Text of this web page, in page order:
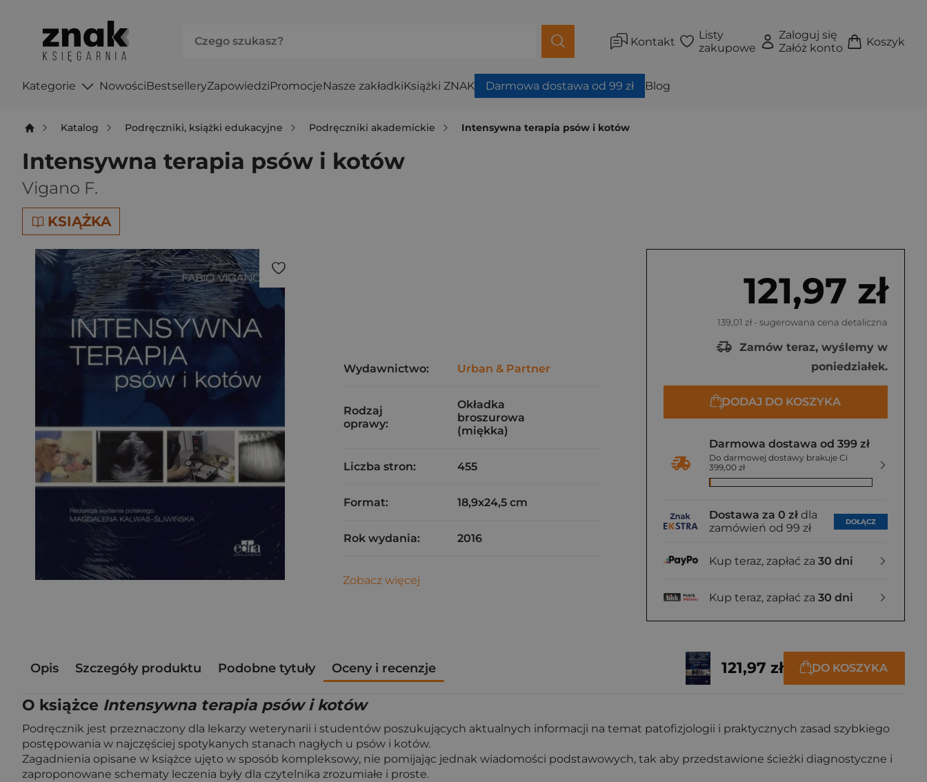
Kontakt
Listy
zakupowe
Zaloguj się
Załóż konto
Koszyk
Kategorie NowościBestselleryZapowiedziPromocjeNasze zakładkiKsiążki ZNAK Darmowa dostawa od 99 zł Blog
Katalog Podręczniki, książki edukacyjne Podręczniki akademickie Intensywna terapia psów i kotów
Intensywna terapia psów i kotów
Vigano F.
KSIĄŻKA
121,97 zł
139,01 zł - sugerowana cena detaliczna
Zamów teraz, wyślemy w
poniedziałek.
DODAJ DO KOSZYKA
Darmowa dostawa od 399 zł
Do darmowej dostawy brakuje Ci
399,00 zł
Dostawa za 0 zł dla
zamówień od 99 zł
DOŁĄCZ
Kup teraz, zapłać za 30 dni
Kup teraz, zapłać za 30 dni
Wydawnictwo: Urban & Partner
Rodzaj
oprawy:
Okładka
broszurowa
(miękka)
Liczba stron: 455
Format: 18,9x24,5 cm
Rok wydania: 2016
Zobacz więcej
Opis Szczegóły produktu Podobne tytuły Oceny i recenzje 121,97 zł DO KOSZYKA
O książce Intensywna terapia psów i kotów
Podręcznik jest przeznaczony dla lekarzy weterynarii i studentów poszukujących aktualnych informacji na temat patofizjologii i praktycznych zasad szybkiego
postępowania w najczęściej spotykanych stanach nagłych u psów i kotów.
Zagadnienia opisane w książce ujęto w sposób kompleksowy, nie pomijając jednak wiadomości podstawowych, tak aby przedstawione ścieżki diagnostyczne i
zaproponowane schematy leczenia były dla czytelnika zrozumiałe i proste.